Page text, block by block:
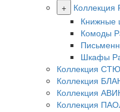
+
Коллекция
Книжные
Комоды
Шкафы
Коллекция
Коллекция
Коллекция
Коллекция